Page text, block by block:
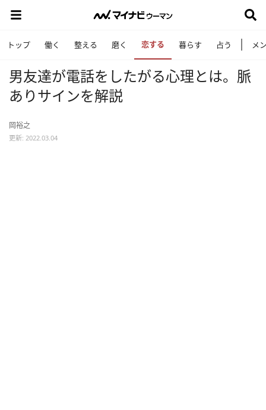
トップ 働く 整える 磨く 恋する 暮らす 占う メ
男友達が電話をしたがる心理とは。脈
ありサインを解説
岡裕之
更新: 2022.03.04